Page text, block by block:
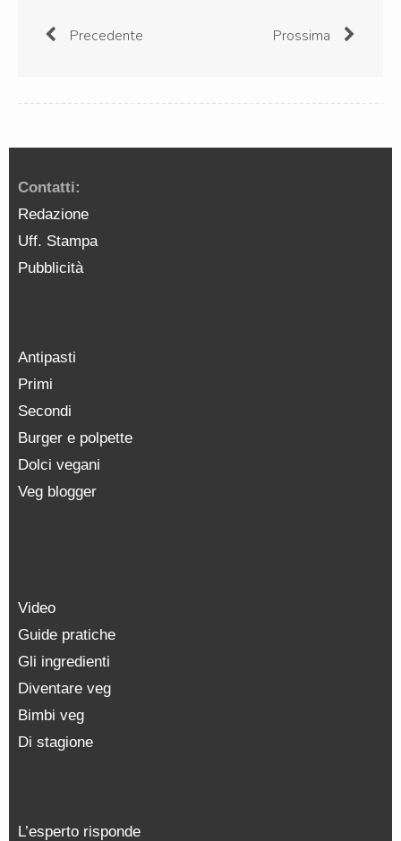
Precedente Prossima
Contatti:
Redazione
Uff. Stampa
Pubblicità
Antipasti
Primi
Secondi
Burger e polpette
Dolci vegani
Veg blogger
Video
Guide pratiche
Gli ingredienti
Diventare veg
Bimbi veg
Di stagione
L’esperto risponde